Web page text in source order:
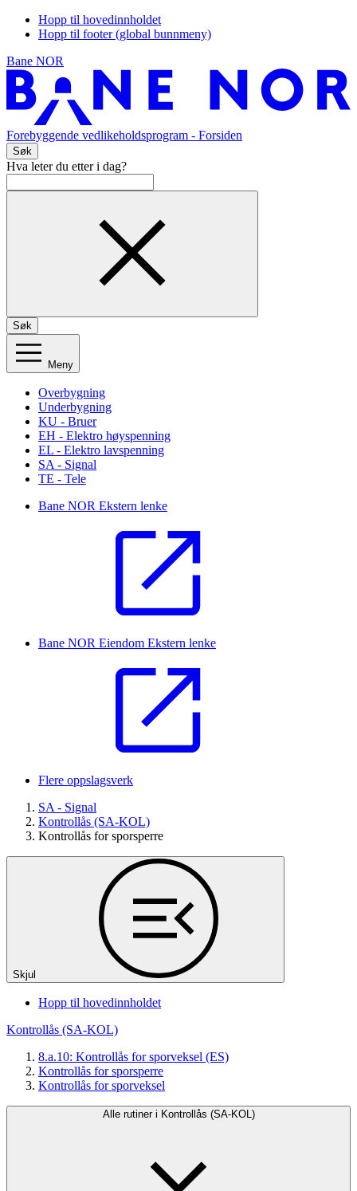
Hopp til hovedinnholdet
Hopp til footer (global bunnmeny)
Bane NOR
Forebyggende vedlikeholdsprogram - Forsiden
Søk
Hva leter du etter i dag?
Søk
Meny
Overbygning
Underbygning
KU - Bruer
EH - Elektro høyspenning
EL - Elektro lavspenning
SA - Signal
TE - Tele
Bane NOR Ekstern lenke
Bane NOR Eiendom Ekstern lenke
Flere oppslagsverk
SA - Signal
Kontrollås (SA-KOL)
Kontrollås for sporsperre
Skjul
Hopp til hovedinnholdet
Kontrollås (SA-KOL)
8.a.10: Kontrollås for sporveksel (ES)
Kontrollås for sporsperre
Kontrollås for sporveksel
Alle rutiner i Kontrollås (SA-KOL)